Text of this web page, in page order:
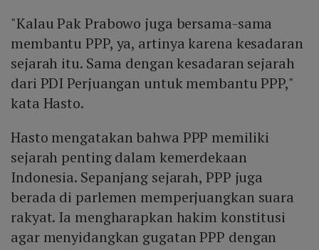
"Kalau Pak Prabowo juga bersama-sama
membantu PPP, ya, artinya karena kesadaran
sejarah itu. Sama dengan kesadaran sejarah
dari PDI Perjuangan untuk membantu PPP,"
kata Hasto.
Hasto mengatakan bahwa PPP memiliki
sejarah penting dalam kemerdekaan
Indonesia. Sepanjang sejarah, PPP juga
berada di parlemen memperjuangkan suara
rakyat. Ia mengharapkan hakim konstitusi
agar menyidangkan gugatan PPP dengan